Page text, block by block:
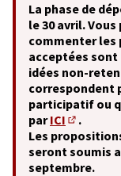
La phase de
le 30 avril.
commenter les
acceptées
idées non-
correspondent
participatif ou
parICI
(S'ouvre
.
Les
seront soumis
septembre.